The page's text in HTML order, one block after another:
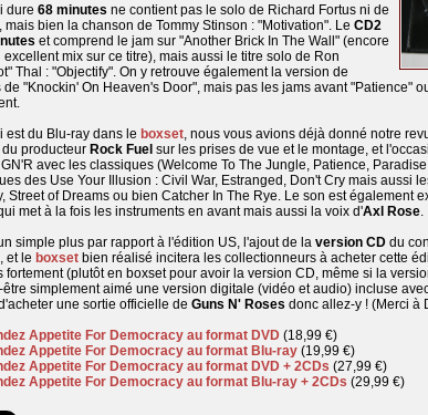
dure 68 minutes ne contient pas le solo de Richard Fortus ni de
mais bien la chanson de Tommy Stinson : "Motivation". Le CD2
et comprend le jam sur "Another Brick In The Wall" (encore
excellent mix sur ce titre), mais aussi le titre solo de Ron
Thal : "Objectify". On y retrouve également la version de
de "Knockin' On Heaven's Door", mais pas les jams avant "Patience"
est du Blu-ray dans le boxset , nous vous avions déjà donné notre
producteur Rock Fuel sur les prises de vue et le montage, et
avec les classiques (Welcome To The Jungle, Patience,
des Use Your Illusion : Civil War, Estranged, Don't Cry mais aussi
Street of Dreams ou bien Catcher In The Rye. Le son est également
met à la fois les instruments en avant mais aussi la voix d'Axl Rose
simple plus par rapport à l'édition US, l'ajout de la version CD du
et le boxset bien réalisé incitera les collectionneurs à acheter cette
fortement (plutôt en boxset pour avoir la version CD, même si la
simplement aimé une version digitale (vidéo et audio) incluse
une sortie officielle de Guns N' Roses donc allez-y ! (Merci à
Appetite For Democracy au format DVD (18,99 €)
Appetite For Democracy au format Blu-ray (19,99 €)
Appetite For Democracy au format DVD + 2CDs (27,99 €)
Appetite For Democracy au format Blu-ray + 2CDs (29,99 €)